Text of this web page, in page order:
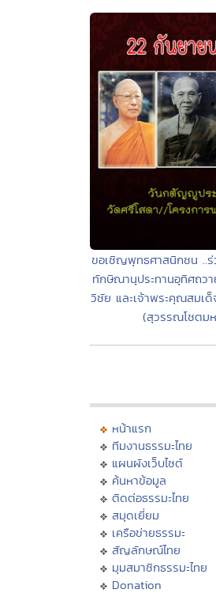
ขอเชิญพุทธศาสนิกชน ..
ทักษิณานุประทานอุทิศถว
วิชัย และเจ้าพระคุณสมเ
(สุวรรณโชตมห
หน้าแรก
ทีมงานธรรมะไทย
แผนผังเว็บไซต์
ค้นหาข้อมูล
ติดต่อธรรมะไทย
สมุดเยี่ยม
เครือข่ายธรรมะ
สัญลักษณ์ไทย
มุมสมาชิกธรรมะไทย
Donation